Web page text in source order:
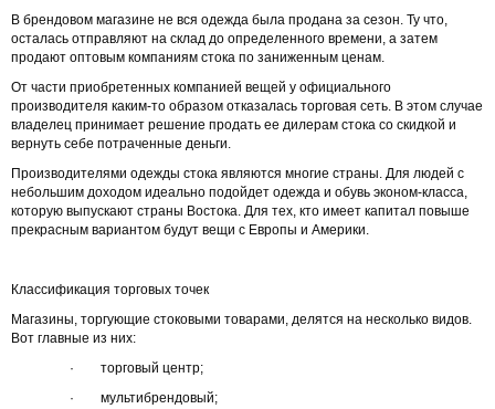
В брендовом магазине не вся одежда была продана за сезон. Ту что,
осталась отправляют на склад до определенного времени, а затем
продают оптовым компаниям стока по заниженным ценам.
От части приобретенных компанией вещей у официального
производителя каким-то образом отказалась торговая сеть. В этом случае
владелец принимает решение продать ее дилерам стока со скидкой и
вернуть себе потраченные деньги.
Производителями одежды стока являются многие страны. Для людей с
небольшим доходом идеально подойдет одежда и обувь эконом-класса,
которую выпускают страны Востока. Для тех, кто имеет капитал повыше
прекрасным вариантом будут вещи с Европы и Америки.
Классификация торговых точек
Магазины, торгующие стоковыми товарами, делятся на несколько видов.
Вот главные из них:
· торговый центр;
· мультибрендовый;